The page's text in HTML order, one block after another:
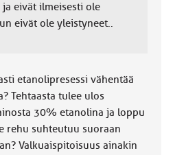
eivät ilmeisesti ole
eivät ole yleistyneet..
etanolipresessi vähentää
Tehtaasta tulee ulos
30% etanolina ja loppu
rehu suhteutuu suoraan
Valkuaispitoisuus ainakin